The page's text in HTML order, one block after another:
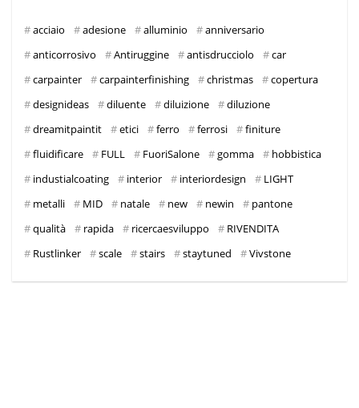
acciaio adesione alluminio
anniversario
anticorrosivo
Antiruggine antisdrucciolo
car
carpainter
carpainterfinishing christmas
copertura
designideas
diluente diluizione
diluzione
dreamitpaintit
etici ferro ferrosi
finiture
fluidificare
FULL FuoriSalone gomma
hobbistica
industialcoating
interior interiordesign
LIGHT
metalli
MID natale new newin
pantone
qualità
rapida ricercaesviluppo
RIVENDITA
Rustlinker
scale stairs staytuned Vivstone